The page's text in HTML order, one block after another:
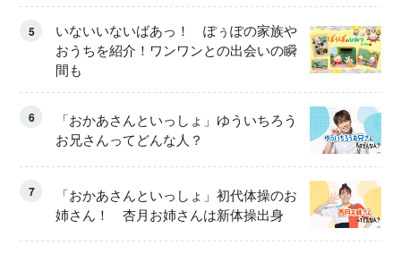
5
いないいないばあっ！ ぽぅぽの家族や
おうちを紹介！ワンワンとの出会いの瞬
間も
6
「おかあさんといっしょ」ゆういちろう
お兄さんってどんな人？
7
「おかあさんといっしょ」初代体操のお
姉さん！ 杏月お姉さんは新体操出身